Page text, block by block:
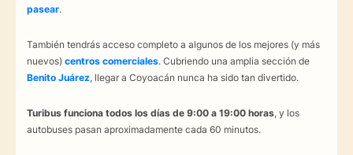
pasear.
También tendrás acceso completo a algunos de los mejores (y más
nuevos) centros comerciales. Cubriendo una amplia sección de
Benito Juárez, llegar a Coyoacán nunca ha sido tan divertido.
Turibus funciona todos los días de 9:00 a 19:00 horas, y los
autobuses pasan aproximadamente cada 60 minutos.